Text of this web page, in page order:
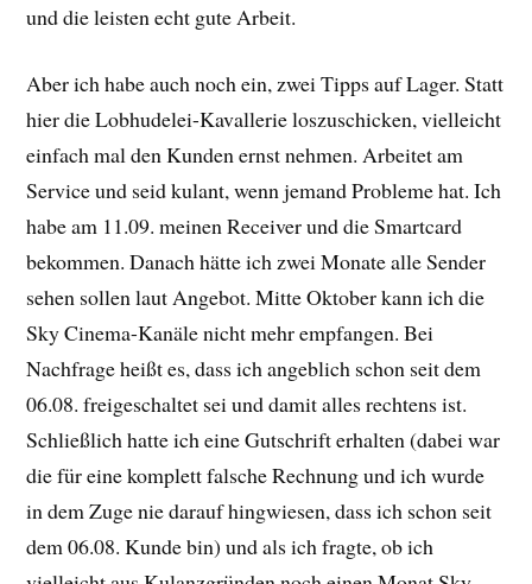
und die leisten echt gute Arbeit.
Aber ich habe auch noch ein, zwei Tipps auf Lager. Statt
hier die Lobhudelei-Kavallerie loszuschicken, vielleicht
einfach mal den Kunden ernst nehmen. Arbeitet am
Service und seid kulant, wenn jemand Probleme hat. Ich
habe am 11.09. meinen Receiver und die Smartcard
bekommen. Danach hätte ich zwei Monate alle Sender
sehen sollen laut Angebot. Mitte Oktober kann ich die
Sky Cinema-Kanäle nicht mehr empfangen. Bei
Nachfrage heißt es, dass ich angeblich schon seit dem
06.08. freigeschaltet sei und damit alles rechtens ist.
Schließlich hatte ich eine Gutschrift erhalten (dabei war
die für eine komplett falsche Rechnung und ich wurde
in dem Zuge nie darauf hingwiesen, dass ich schon seit
dem 06.08. Kunde bin) und als ich fragte, ob ich